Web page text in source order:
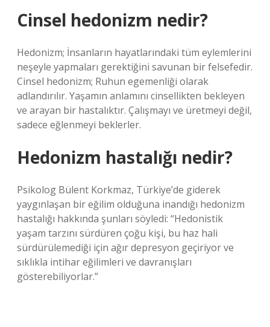
Cinsel hedonizm nedir?
Hedonizm; İnsanların hayatlarındaki tüm eylemlerini
neşeyle yapmaları gerektiğini savunan bir felsefedir.
Cinsel hedonizm; Ruhun egemenliği olarak
adlandırılır. Yaşamın anlamını cinsellikten bekleyen
ve arayan bir hastalıktır. Çalışmayı ve üretmeyi değil,
sadece eğlenmeyi beklerler.
Hedonizm hastalığı nedir?
Psikolog Bülent Korkmaz, Türkiye’de giderek
yaygınlaşan bir eğilim olduğuna inandığı hedonizm
hastalığı hakkında şunları söyledi: “Hedonistik
yaşam tarzını sürdüren çoğu kişi, bu haz hali
sürdürülemediği için ağır depresyon geçiriyor ve
sıklıkla intihar eğilimleri ve davranışları
gösterebiliyorlar.”